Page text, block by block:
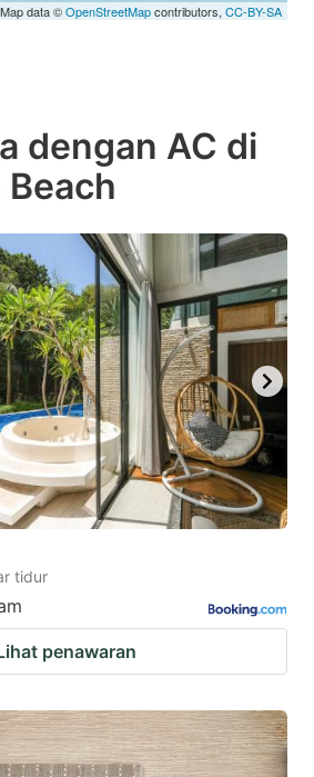
data ©OpenStreetMapcontributors, CC-BY-SA
dengan AC di
tidur
penawaran